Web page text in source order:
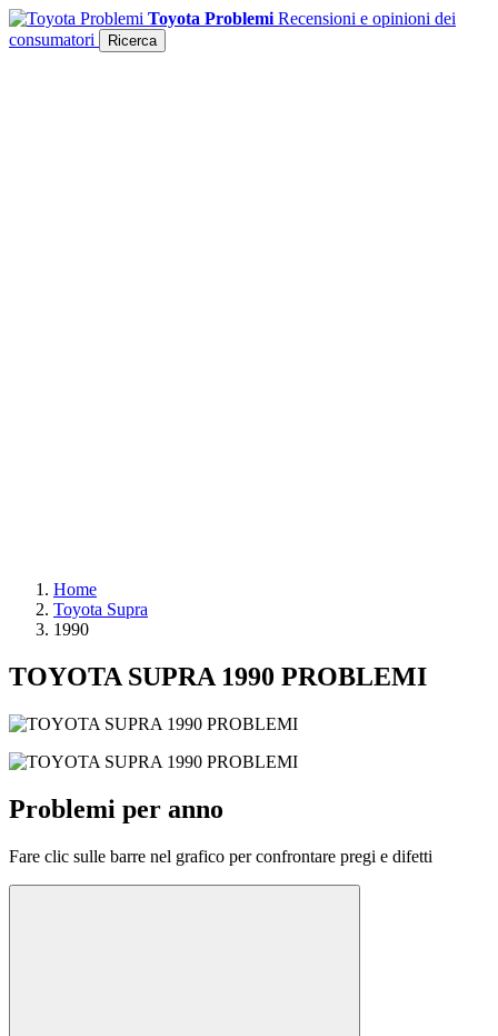
Toyota Problemi Recensioni e opinioni dei
consumatori
Ricerca
Home
Toyota Supra
1990
TOYOTA SUPRA 1990 PROBLEMI
Problemi per anno
Fare clic sulle barre nel grafico per confrontare pregi e difetti